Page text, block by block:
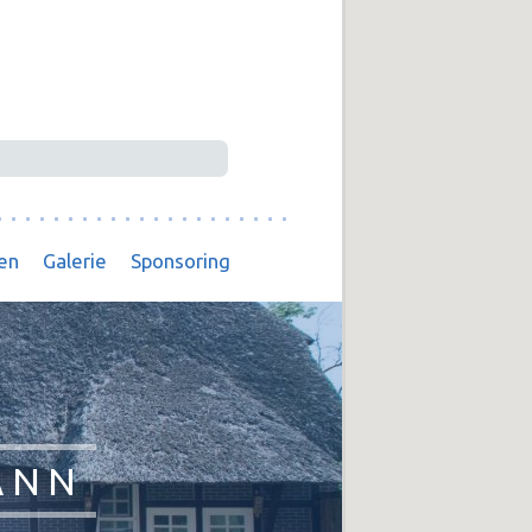
Galerie Sponsoring